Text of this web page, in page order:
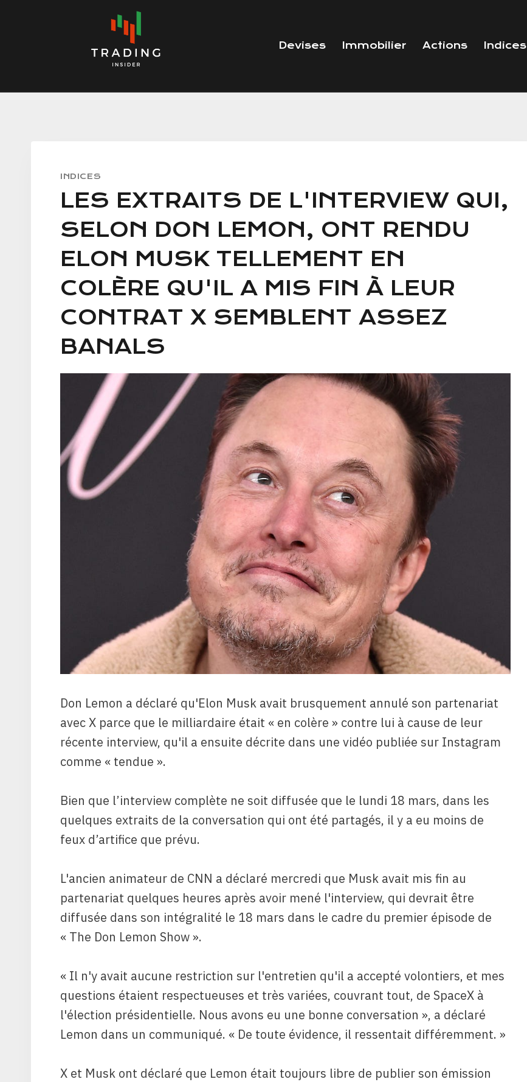
Devises Immobilier Actions Indices
INDICES
LES EXTRAITS DE L'INTERVIEW QUI,
SELON DON LEMON, ONT RENDU
ELON MUSK TELLEMENT EN
COLÈRE QU'IL A MIS FIN À LEUR
CONTRAT X SEMBLENT ASSEZ
BANALS
Don Lemon a déclaré qu'Elon Musk avait brusquement annulé son partenariat
avec X parce que le milliardaire était « en colère » contre lui à cause de leur
récente interview, qu'il a ensuite décrite dans une vidéo publiée sur Instagram
comme « tendue ».
Bien que l’interview complète ne soit diffusée que le lundi 18 mars, dans les
quelques extraits de la conversation qui ont été partagés, il y a eu moins de
feux d’artifice que prévu.
L'ancien animateur de CNN a déclaré mercredi que Musk avait mis fin au
partenariat quelques heures après avoir mené l'interview, qui devrait être
diffusée dans son intégralité le 18 mars dans le cadre du premier épisode de
« The Don Lemon Show ».
« Il n'y avait aucune restriction sur l'entretien qu'il a accepté volontiers, et mes
questions étaient respectueuses et très variées, couvrant tout, de SpaceX à
l'élection présidentielle. Nous avons eu une bonne conversation », a déclaré
Lemon dans un communiqué. « De toute évidence, il ressentait différemment. »
X et Musk ont ​​déclaré que Lemon était toujours libre de publier son émission